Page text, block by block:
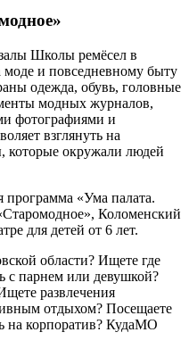
Школы ремёсел в
и повседневному быту
одежда, обувь, головные
модных журналов,
фотографиями и
взглянуть на
которые окружали людей
программа «Ума палата.
Коломенский
для детей от 6 лет.
области? Ищете где
с парнем или девушкой?
развлечения
отдыхом? Посещаете
на корпоратив? КудаМО